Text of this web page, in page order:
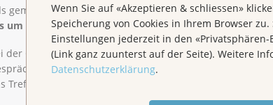
Wenn Sie auf «Akzeptieren & schliessen»
Speicherung von Cookies in Ihrem Browser zu.
Einstellungen jederzeit in den «Privatsphären-
(Link ganz zuunterst auf der Seite). Weitere
Datenschutzerklärung.
gemischte Gruppe statt: Männergruppe und
um 17.30 Uhr!
Geschäftstelle, 062 834 75 75, admin@krebsliga-
interessieren. Angemeldete Personen
Treffen einmal nicht stattfinden.